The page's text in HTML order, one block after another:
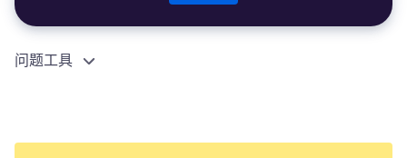
问题工具